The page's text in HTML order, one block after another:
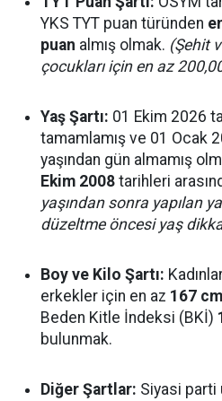
YKS TYT puan türünden
puan almış olmak. (Şehit
çocukları için en az
Yaş Şartı: 01 Ekim 2026
tamamlamış ve 01 Ocak
yaşından gün almamış
Ekim 2008 tarihleri
yaşından sonra yapılan
düzeltme öncesi yaş
Boy ve Kilo Şartı:
erkekler için en az 167 cm
Beden Kitle İndeksi (BKİ)
bulunmak.
Diğer Şartlar: Siyasi parti